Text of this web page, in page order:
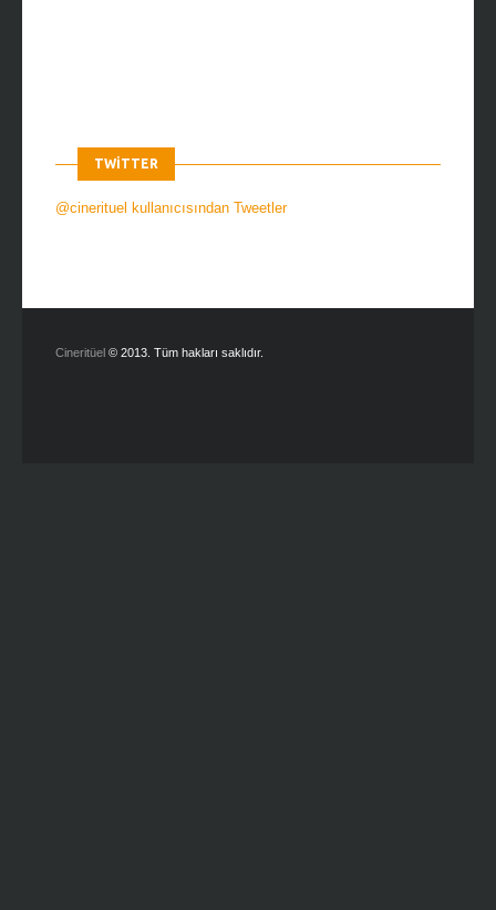
TWITTER
@cinerituel kullanıcısından Tweetler
Cineritüel © 2013. Tüm hakları saklıdır.